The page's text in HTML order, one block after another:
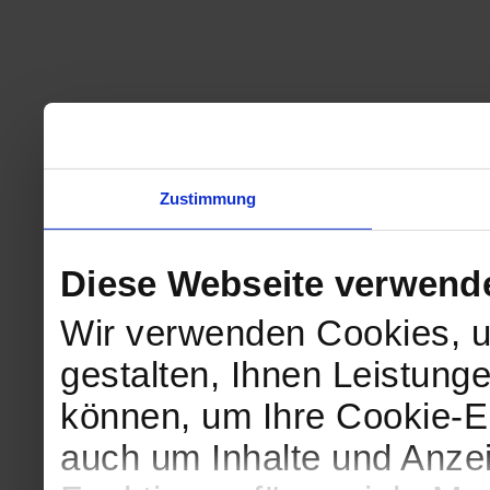
Zustimmung
Diese Webseite
Wir verwenden Cookies,
gestalten, Ihnen
können, um Ihre Cookie-
auch um Inhalte und